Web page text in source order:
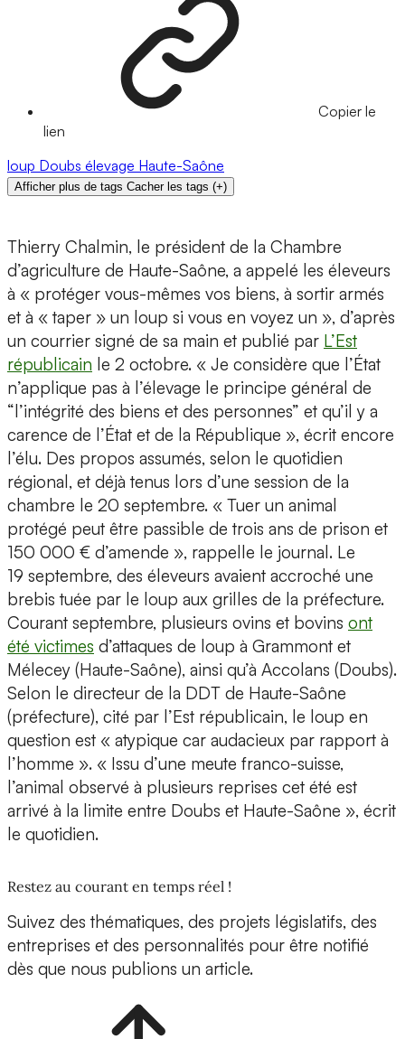
Copier le
lien
loup Doubs élevage Haute-Saône
Afficher plus de tags Cacher les tags (+)
Thierry Chalmin, le président de la Chambre
d’agriculture de Haute-Saône, a appelé les éleveurs
à « protéger vous-mêmes vos biens, à sortir armés
et à « taper » un loup si vous en voyez un », d’après
un courrier signé de sa main et publié par L’Est
républicain le 2 octobre. « Je considère que l’État
n’applique pas à l’élevage le principe général de
“l’intégrité des biens et des personnes” et qu’il y a
carence de l’État et de la République », écrit encore
l’élu. Des propos assumés, selon le quotidien
régional, et déjà tenus lors d’une session de la
chambre le 20 septembre. « Tuer un animal
protégé peut être passible de trois ans de prison et
150 000 € d’amende », rappelle le journal. Le
19 septembre, des éleveurs avaient accroché une
brebis tuée par le loup aux grilles de la préfecture.
Courant septembre, plusieurs ovins et bovins ont
été victimes d’attaques de loup à Grammont et
Mélecey (Haute-Saône), ainsi qu’à Accolans (Doubs).
Selon le directeur de la DDT de Haute-Saône
(préfecture), cité par l’Est républicain, le loup en
question est « atypique car audacieux par rapport à
l’homme ». « Issu d’une meute franco-suisse,
l’animal observé à plusieurs reprises cet été est
arrivé à la limite entre Doubs et Haute-Saône », écrit
le quotidien.
Restez au courant en temps réel !
Suivez des thématiques, des projets législatifs, des
entreprises et des personnalités pour être notifié
dès que nous publions un article.